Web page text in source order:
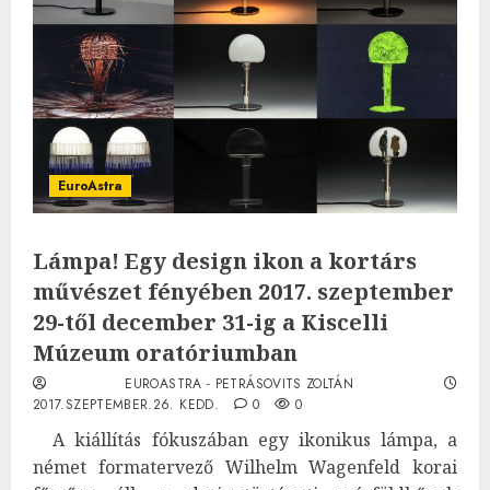
EuroAstra
Lámpa! Egy design ikon a kortárs
művészet fényében 2017. szeptember
29-től december 31-ig a Kiscelli
Múzeum oratóriumban
EUROASTRA - PETRÁSOVITS ZOLTÁN
2017.SZEPTEMBER.26. KEDD.
0 0
A kiállítás fókuszában egy ikonikus lámpa, a
német formatervező Wilhelm Wagenfeld korai